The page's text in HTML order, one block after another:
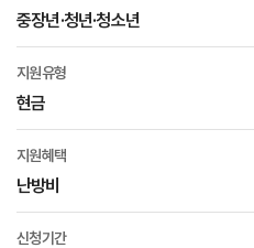
중장년·청년·청소년
지원유형
현금
지원혜택
난방비
신청기간